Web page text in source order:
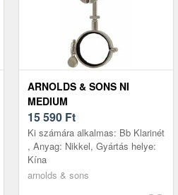
ARNOLDS & SONS NI
MEDIUM
15 590 Ft
Ki számára alkalmas: Bb Klarinét
, Anyag: Nikkel, Gyártás helye:
Kína
arnolds & sons